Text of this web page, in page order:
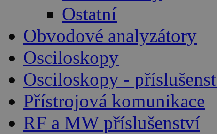
Ostatní
Obvodové analyzátory
Osciloskopy
Osciloskopy -
Přístrojová komunikace
RF a MW příslušenství